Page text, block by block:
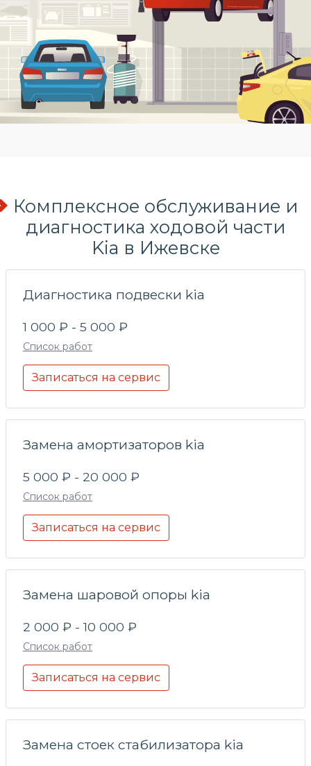
Комплексное обслуживание и
диагностика ходовой части
Kia в Ижевске
Диагностика подвески kia
1 000 ₽ - 5 000 ₽
Список работ
Записаться на сервис
Замена амортизаторов kia
5 000 ₽ - 20 000 ₽
Список работ
Записаться на сервис
Замена шаровой опоры kia
2 000 ₽ - 10 000 ₽
Список работ
Записаться на сервис
Замена стоек стабилизатора kia